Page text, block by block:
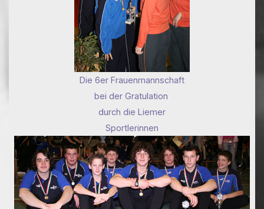
Die 6er Frauenmannschaft
bei der Gratulation
durch die Liemer
Sportlerinnen